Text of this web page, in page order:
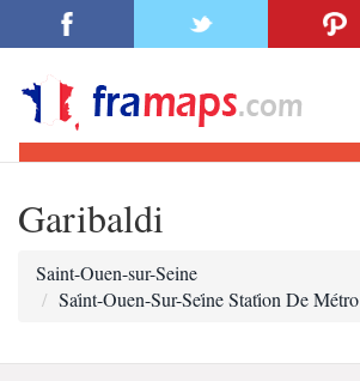
Garibaldi
Saint-Ouen-sur-Seine
Sai̇nt-Ouen-Sur-Sei̇ne Stati̇on De Métro